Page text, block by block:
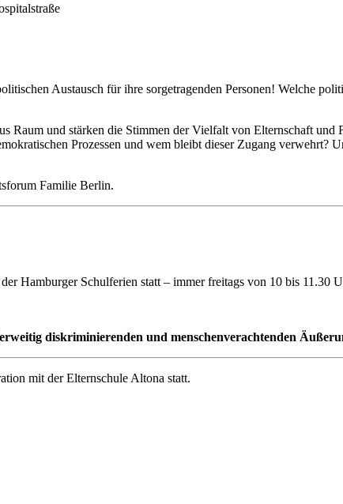
Austausch für ihre sorgetragenden Personen! Welche
Raum und stärken die Stimmen der Vielfalt von Elternschaft
Prozessen und wem bleibt dieser Zugang verwehrt?
Familie Berlin.
Hamburger Schulferien statt – immer freitags von 10 bis 11.30
diskriminierenden und menschenverachtenden
mit der Elternschule Altona statt.